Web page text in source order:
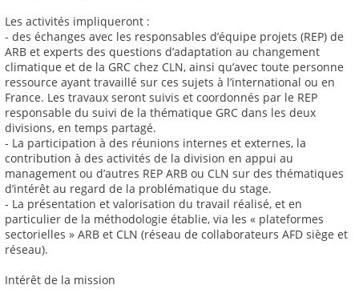
Les activités impliqueront :
- des échanges avec les responsables d’équipe projets (REP) de
ARB et experts des questions d’adaptation au changement
climatique et de la GRC chez CLN, ainsi qu’avec toute personne
ressource ayant travaillé sur ces sujets à l’international ou en
France. Les travaux seront suivis et coordonnés par le REP
responsable du suivi de la thématique GRC dans les deux
divisions, en temps partagé.
- La participation à des réunions internes et externes, la
contribution à des activités de la division en appui au
management ou d’autres REP ARB ou CLN sur des thématiques
d’intérêt au regard de la problématique du stage.
- La présentation et valorisation du travail réalisé, et en
particulier de la méthodologie établie, via les « plateformes
sectorielles » ARB et CLN (réseau de collaborateurs AFD siège et
réseau).
Intérêt de la mission